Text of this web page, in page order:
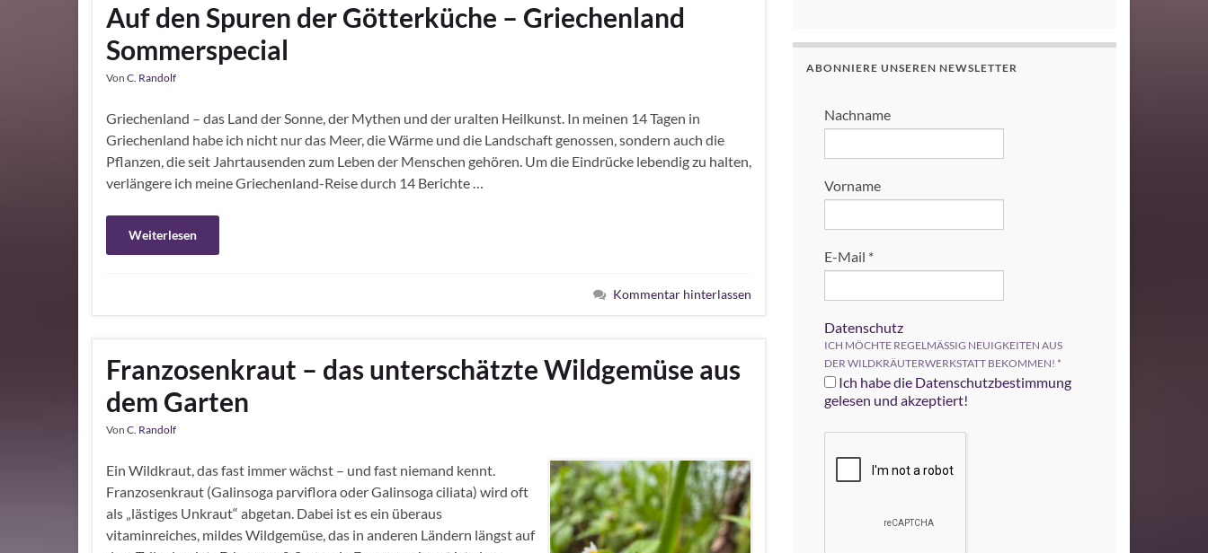
Auf den Spuren der Götterküche – Griechenland
Sommerspecial
Von C. Randolf
Griechenland – das Land der Sonne, der Mythen und der uralten Heilkunst. In meinen 14 Tagen in
Griechenland habe ich nicht nur das Meer, die Wärme und die Landschaft genossen, sondern auch die
Pflanzen, die seit Jahrtausenden zum Leben der Menschen gehören. Um die Eindrücke lebendig zu halten,
verlängere ich meine Griechenland-Reise durch 14 Berichte …
Weiterlesen
Kommentar hinterlassen
Franzosenkraut – das unterschätzte Wildgemüse aus
dem Garten
Von C. Randolf
Ein Wildkraut, das fast immer wächst – und fast niemand kennt.
Franzosenkraut (Galinsoga parviflora oder Galinsoga ciliata) wird oft
als „lästiges Unkraut“ abgetan. Dabei ist es ein überaus
vitaminreiches, mildes Wildgemüse, das in anderen Ländern längst auf
ABONNIERE UNSEREN NEWSLETTER
Nachname
Vorname
E-Mail *
Datenschutz
ICH MÖCHTE REGELMÄSSIG NEUIGKEITEN AUS
DER WILDKRÄUTERWERKSTATT BEKOMMEN! *
Ich habe die Datenschutzbestimmung
gelesen und akzeptiert!